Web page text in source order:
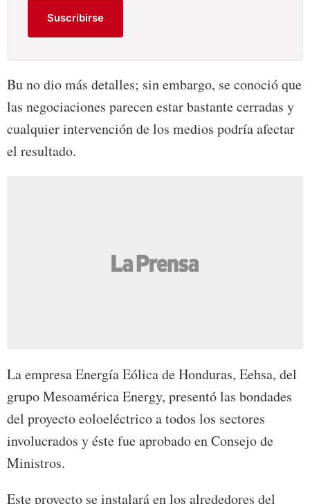
Suscribirse
Bu no dio más detalles; sin embargo, se conoció que
las negociaciones parecen estar bastante cerradas y
cualquier intervención de los medios podría afectar
el resultado.
La empresa Energía Eólica de Honduras, Eehsa, del
grupo Mesoamérica Energy, presentó las bondades
del proyecto eoloeléctrico a todos los sectores
involucrados y éste fue aprobado en Consejo de
Ministros.
Este proyecto se instalará en los alrededores del